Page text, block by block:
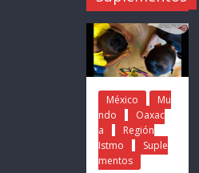
México
Mu
ndo
Oaxac
a
Región
Istmo
Suple
mentos